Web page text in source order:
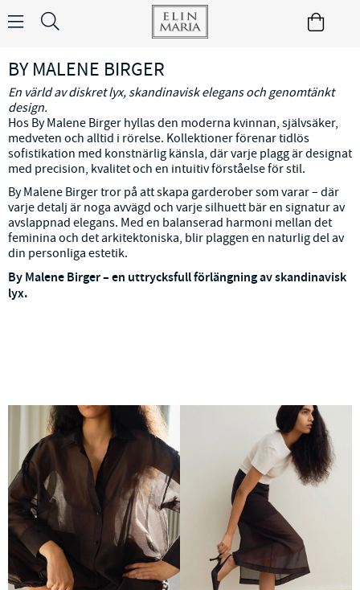
BY MALENE BIRGER
En värld av diskret lyx, skandinavisk elegans och genomtänkt
design.
Hos By Malene Birger hyllas den moderna kvinnan, självsäker,
medveten och alltid i rörelse. Kollektioner förenar tidlös
sofistikation med konstnärlig känsla, där varje plagg är designat
med precision, kvalitet och en intuitiv förståelse för stil.
By Malene Birger tror på att skapa garderober som varar – där
varje detalj är noga avvägd och varje silhuett bär en signatur av
avslappnad elegans. Med en balanserad harmoni mellan det
feminina och det arkitektoniska, blir plaggen en naturlig del av
din personliga estetik.
By Malene Birger – en uttrycksfull förlängning av skandinavisk
lyx.